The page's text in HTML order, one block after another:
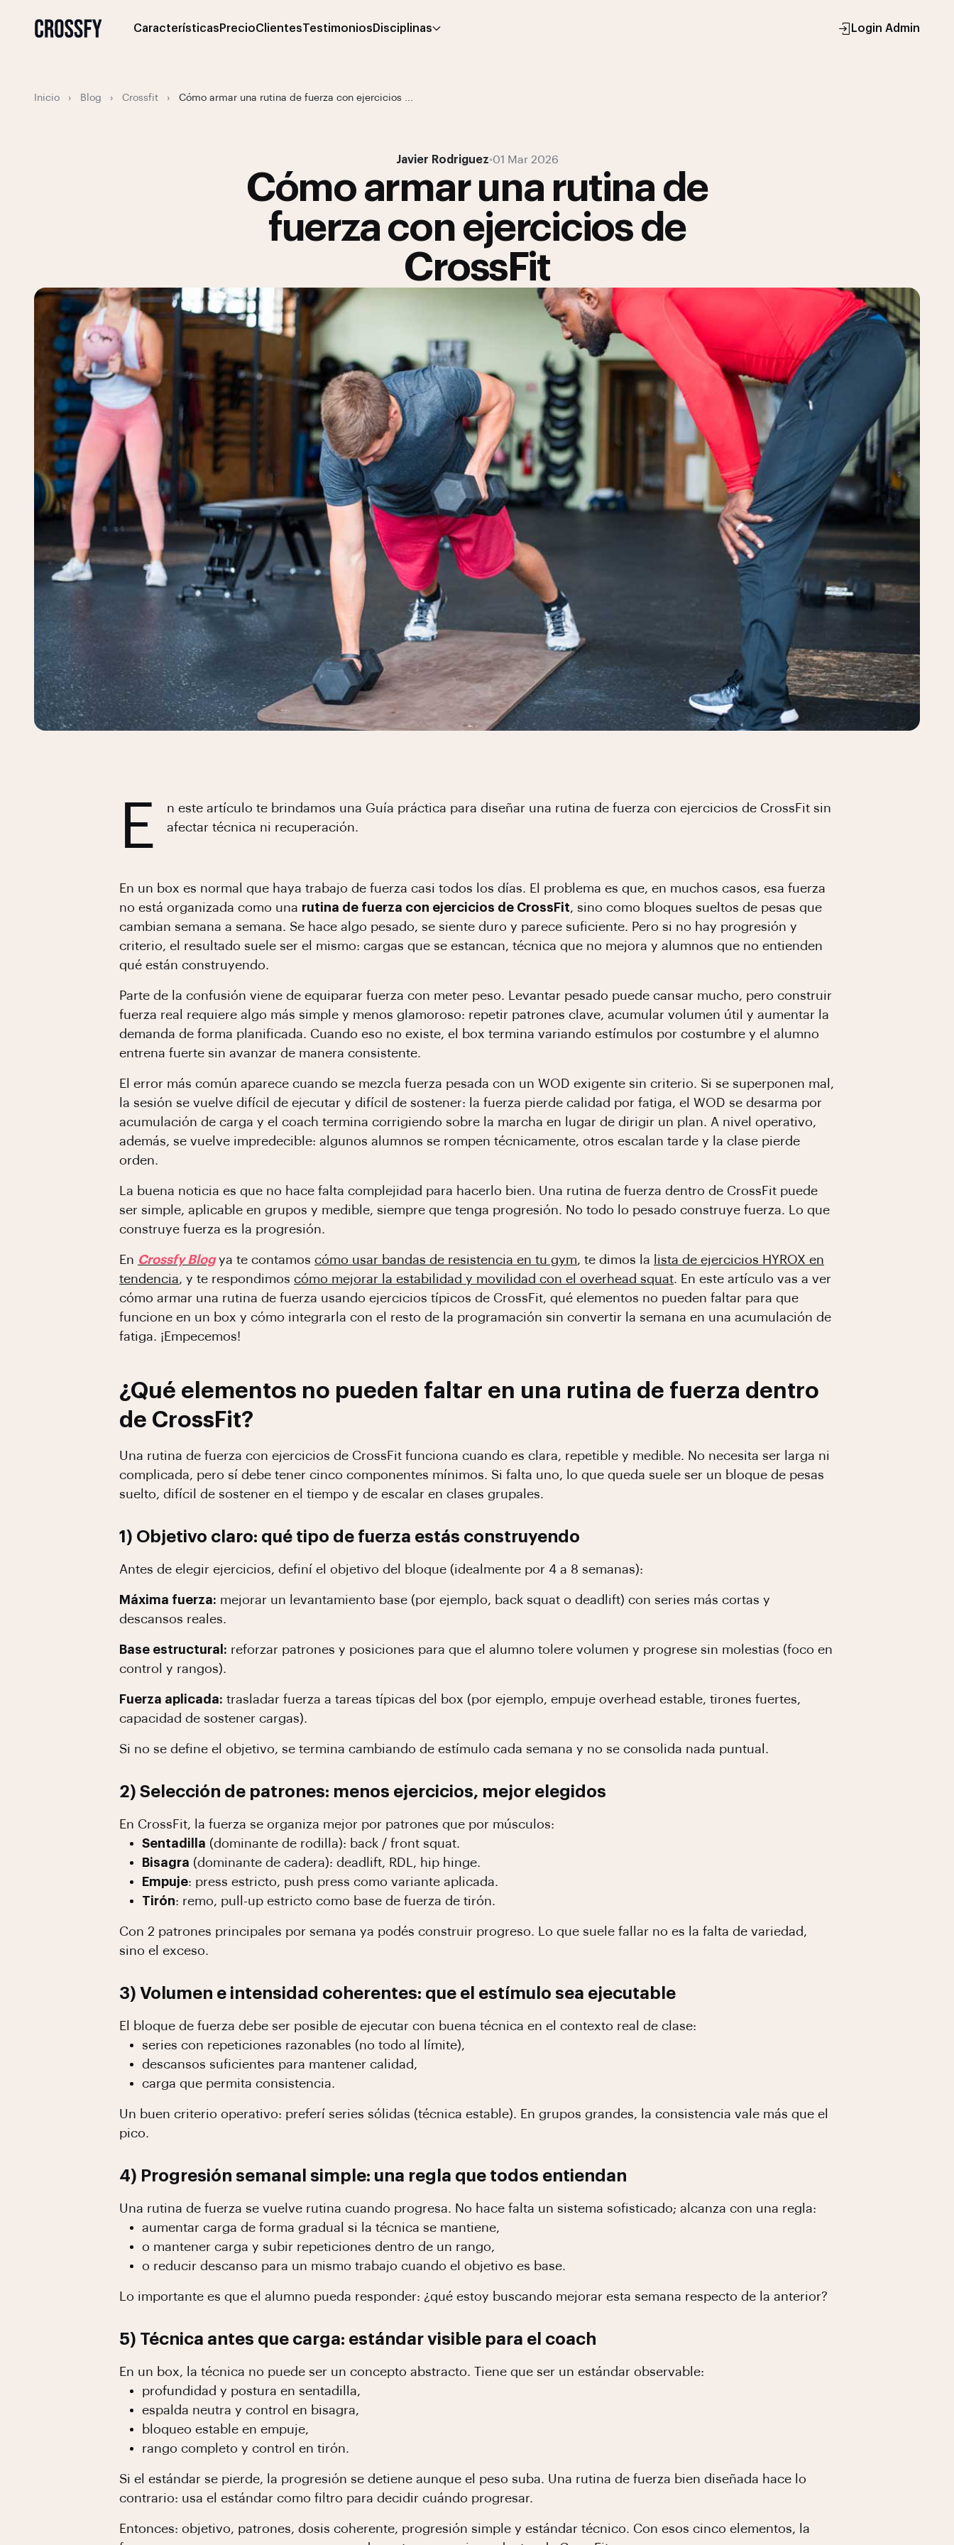
Características PrecioClientesTestimonios Disciplinas Login Admin
Inicio › Blog › Crossfit › Cómo armar una rutina de fuerza con ejercicios ...
Javier Rodriguez•01 Mar 2026
Cómo armar una rutina de
fuerza con ejercicios de
CrossFit
E
n este artículo te brindamos una Guía práctica para diseñar una rutina de fuerza con ejercicios de CrossFit sin
afectar técnica ni recuperación.
En un box es normal que haya trabajo de fuerza casi todos los días. El problema es que, en muchos casos, esa fuerza
no está organizada como una rutina de fuerza con ejercicios de CrossFit, sino como bloques sueltos de pesas que
cambian semana a semana. Se hace algo pesado, se siente duro y parece suficiente. Pero si no hay progresión y
criterio, el resultado suele ser el mismo: cargas que se estancan, técnica que no mejora y alumnos que no entienden
qué están construyendo.
Parte de la confusión viene de equiparar fuerza con meter peso. Levantar pesado puede cansar mucho, pero construir
fuerza real requiere algo más simple y menos glamoroso: repetir patrones clave, acumular volumen útil y aumentar la
demanda de forma planificada. Cuando eso no existe, el box termina variando estímulos por costumbre y el alumno
entrena fuerte sin avanzar de manera consistente.
El error más común aparece cuando se mezcla fuerza pesada con un WOD exigente sin criterio. Si se superponen mal,
la sesión se vuelve difícil de ejecutar y difícil de sostener: la fuerza pierde calidad por fatiga, el WOD se desarma por
acumulación de carga y el coach termina corrigiendo sobre la marcha en lugar de dirigir un plan. A nivel operativo,
además, se vuelve impredecible: algunos alumnos se rompen técnicamente, otros escalan tarde y la clase pierde
orden.
La buena noticia es que no hace falta complejidad para hacerlo bien. Una rutina de fuerza dentro de CrossFit puede
ser simple, aplicable en grupos y medible, siempre que tenga progresión. No todo lo pesado construye fuerza. Lo que
construye fuerza es la progresión.
En Crossfy Blogya te contamos cómo usar bandas de resistencia en tu gym, te dimos la
lista de ejercicios HYROX en
tendencia, y te respondimos cómo mejorar la estabilidad y movilidad con el overhead squat. En este artículo vas a ver
cómo armar una rutina de fuerza usando ejercicios típicos de CrossFit, qué elementos no pueden faltar para que
funcione en un box y cómo integrarla con el resto de la programación sin convertir la semana en una acumulación de
fatiga. ¡Empecemos!
¿Qué elementos no pueden faltar en una rutina de fuerza dentro
de CrossFit?
Una rutina de fuerza con ejercicios de CrossFit funciona cuando es clara, repetible y medible. No necesita ser larga ni
complicada, pero sí debe tener cinco componentes mínimos. Si falta uno, lo que queda suele ser un bloque de pesas
suelto, difícil de sostener en el tiempo y de escalar en clases grupales.
1) Objetivo claro: qué tipo de fuerza estás construyendo
Antes de elegir ejercicios, definí el objetivo del bloque (idealmente por 4 a 8 semanas):
Máxima fuerza: mejorar un levantamiento base (por ejemplo, back squat o deadlift) con series más cortas y
descansos reales.
Base estructural: reforzar patrones y posiciones para que el alumno tolere volumen y progrese sin molestias (foco en
control y rangos).
Fuerza aplicada: trasladar fuerza a tareas típicas del box (por ejemplo, empuje overhead estable, tirones fuertes,
capacidad de sostener cargas).
Si no se define el objetivo, se termina cambiando de estímulo cada semana y no se consolida nada puntual.
2) Selección de patrones: menos ejercicios, mejor elegidos
En CrossFit, la fuerza se organiza mejor por patrones que por músculos:
Sentadilla (dominante de rodilla): back / front squat.
Bisagra (dominante de cadera): deadlift, RDL, hip hinge.
Empuje: press estricto, push press como variante aplicada.
Tirón: remo, pull-up estricto como base de fuerza de tirón.
Con 2 patrones principales por semana ya podés construir progreso. Lo que suele fallar no es la falta de variedad,
sino el exceso.
3) Volumen e intensidad coherentes: que el estímulo sea ejecutable
El bloque de fuerza debe ser posible de ejecutar con buena técnica en el contexto real de clase:
series con repeticiones razonables (no todo al límite),
descansos suficientes para mantener calidad,
carga que permita consistencia.
Un buen criterio operativo: preferí series sólidas (técnica estable). En grupos grandes, la consistencia vale más que el
pico.
4) Progresión semanal simple: una regla que todos entiendan
Una rutina de fuerza se vuelve rutina cuando progresa. No hace falta un sistema sofisticado; alcanza con una regla:
aumentar carga de forma gradual si la técnica se mantiene,
o mantener carga y subir repeticiones dentro de un rango,
o reducir descanso para un mismo trabajo cuando el objetivo es base.
Lo importante es que el alumno pueda responder: ¿qué estoy buscando mejorar esta semana respecto de la anterior?
5) Técnica antes que carga: estándar visible para el coach
En un box, la técnica no puede ser un concepto abstracto. Tiene que ser un estándar observable:
profundidad y postura en sentadilla,
espalda neutra y control en bisagra,
bloqueo estable en empuje,
rango completo y control en tirón.
Si el estándar se pierde, la progresión se detiene aunque el peso suba. Una rutina de fuerza bien diseñada hace lo
contrario: usa el estándar como filtro para decidir cuándo progresar.
Entonces: objetivo, patrones, dosis coherente, progresión simple y estándar técnico. Con esos cinco elementos, la